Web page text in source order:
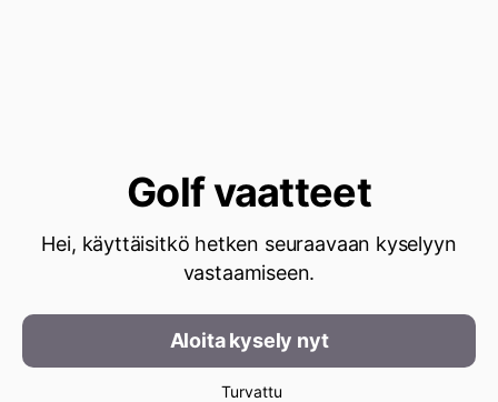
Golf vaatteet
Hei, käyttäisitkö hetken seuraavaan kyselyyn
vastaamiseen.
Aloita kysely nyt
Turvattu